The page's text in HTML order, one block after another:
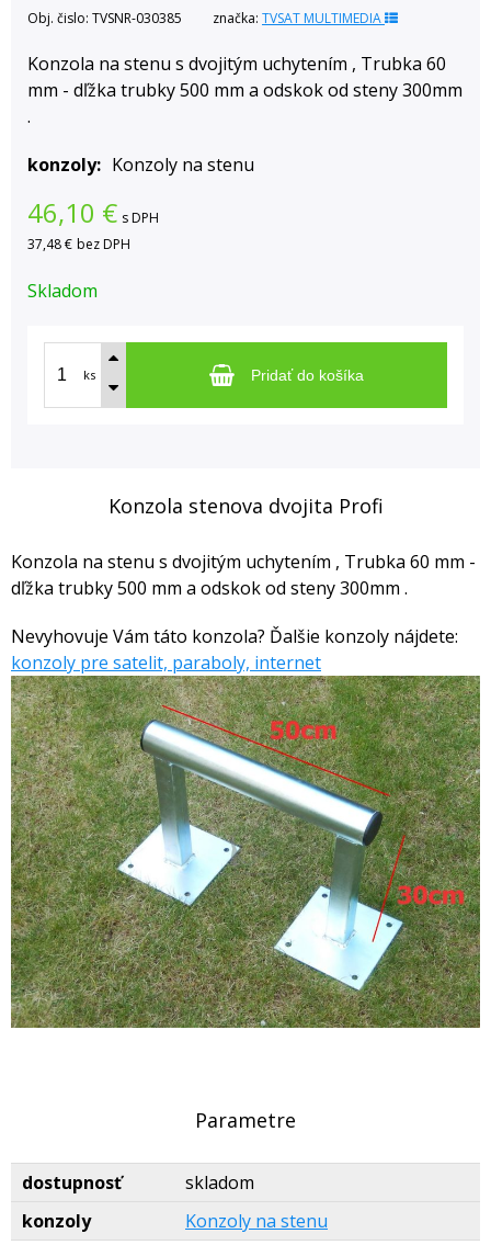
Obj. čislo: TVSNR-030385 značka: TVSAT MULTIMEDIA
Konzola na stenu s dvojitým uchytením , Trubka 60
mm - dľžka trubky 500 mm a odskok od steny 300mm
.
konzoly
Konzoly na stenu
46,10 € s DPH
37,48 € bez DPH
Skladom
ks Pridať do košíka
Konzola stenova dvojita Profi
Konzola na stenu s dvojitým uchytením , Trubka 60 mm -
dľžka trubky 500 mm a odskok od steny 300mm .
Nevyhovuje Vám táto konzola? Ďalšie konzoly nájdete:
konzoly pre satelit, paraboly, internet
Parametre
dostupnosť
skladom
konzoly
Konzoly na stenu